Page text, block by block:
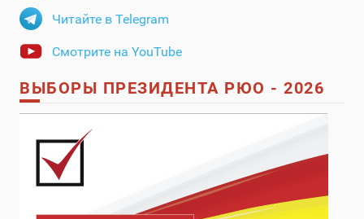
Читайте в Telegram
Смотрите на YouTube
ВЫБОРЫ ПРЕЗИДЕНТА РЮО - 2026